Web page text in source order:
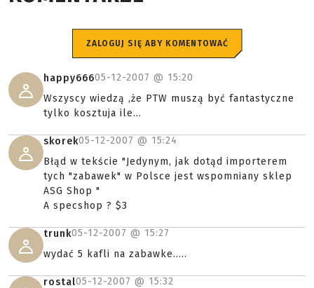
ZALOGUJ SIĘ ABY KOMENTOWAĆ
happy66605-12-2007 @ 15:20
Wszyscy wiedzą ,że PTW muszą być fantastyczne
tylko kosztuja ile...
skorek05-12-2007 @ 15:24
Błąd w tekście "Jedynym, jak dotąd importerem
tych "zabawek" w Polsce jest wspomniany sklep
ASG Shop "
A specshop ? $3
trunk05-12-2007 @ 15:27
wydać 5 kafli na zabawke.....
rostal05-12-2007 @ 15:32